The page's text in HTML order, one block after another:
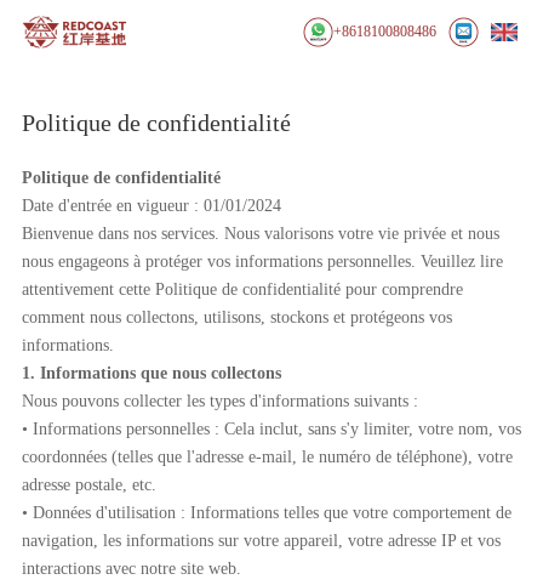
+8618100808486
Politique de confidentialité
Politique de confidentialité
Date d'entrée en vigueur : 01/01/2024
Bienvenue dans nos services. Nous valorisons votre vie privée et nous
nous engageons à protéger vos informations personnelles. Veuillez lire
attentivement cette Politique de confidentialité pour comprendre
comment nous collectons, utilisons, stockons et protégeons vos
informations.
1. Informations que nous collectons
Nous pouvons collecter les types d'informations suivants :
• Informations personnelles : Cela inclut, sans s'y limiter, votre nom, vos
coordonnées (telles que l'adresse e-mail, le numéro de téléphone), votre
adresse postale, etc.
• Données d'utilisation : Informations telles que votre comportement de
navigation, les informations sur votre appareil, votre adresse IP et vos
interactions avec notre site web.